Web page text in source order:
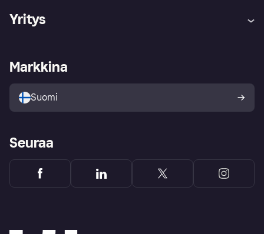
Ohje
Kirjaudu sisään
Tutustu kauppoihin
Ostajan turva
Yritys
Kirjaudu sisään yrityksenä
Markkina
Suomi
Seuraa